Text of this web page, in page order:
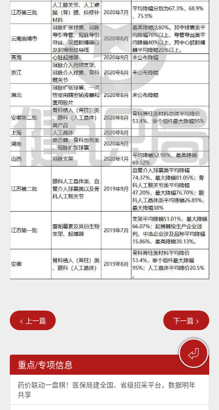
⏎
< 上一篇 下一篇 >
重点/专项信息
药价联动一盘棋！医保局建全国、省级招采平台，数据明年
共享